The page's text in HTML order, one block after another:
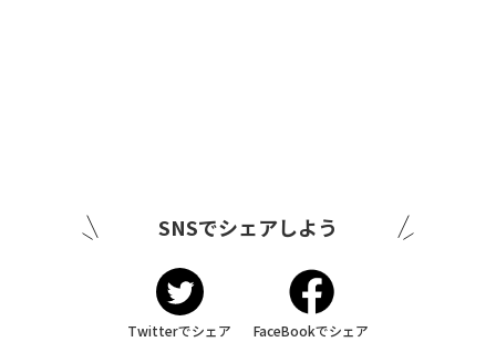
SNSでシェアしよう
Twitterでシェア FaceBookでシェア